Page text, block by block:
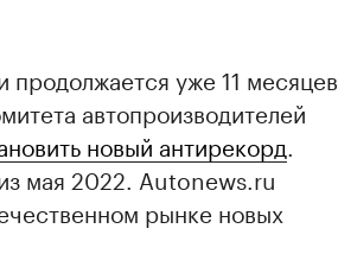
уже 11 месяцев
автопроизводителей
новый антирекорд
мая 2022. Autonews.ru
рынке новых